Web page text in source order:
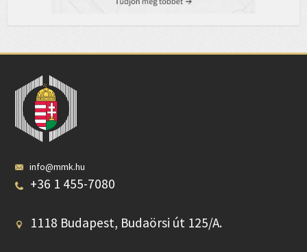
info@mmk.hu
+36 1 455-7080
1118 Budapest, Budaörsi út 125/A.